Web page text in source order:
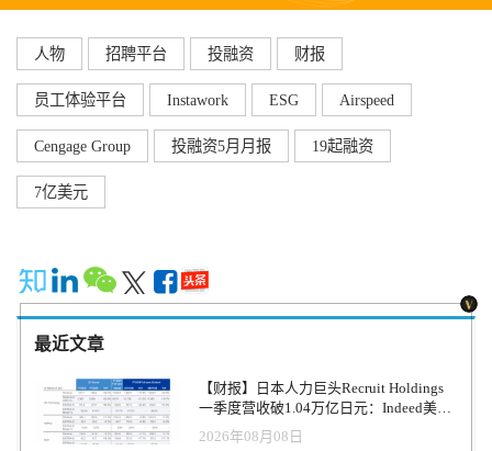
人物 招聘平台 投融资 财报
员工体验平台 Instawork ESG Airspeed
Cengage Group 投融资5月月报 19起融资
7亿美元
最近文章
【财报】日本人力巨头Recruit Holdings
一季度营收破1.04万亿日元：Indeed美国
收入逆势增长30%，AI招聘推动利润率升
至47.4%
2026年08月08日